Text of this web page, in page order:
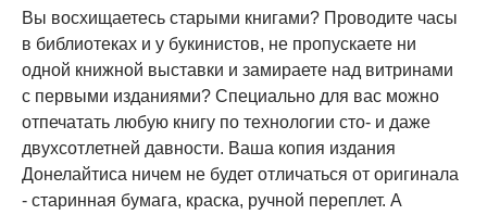
Вы восхищаетесь старыми книгами? Проводите часы
в библиотеках и у букинистов, не пропускаете ни
одной книжной выставки и замираете над витринами
с первыми изданиями? Специально для вас можно
отпечатать любую книгу по технологии сто- и даже
двухсотлетней давности. Ваша копия издания
Донелайтиса ничем не будет отличаться от оригинала
- старинная бумага, краска, ручной переплет. А